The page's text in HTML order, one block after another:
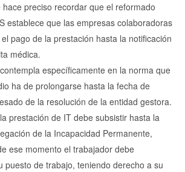
hace preciso recordar que el reformado
establece que las empresas colaboradoras
pago de la prestación hasta la notificación
médica.
específicamente en la norma que
ha de prolongarse hasta la fecha de
de la resolución de la entidad gestora.
prestación de IT debe subsistir hasta la
de la Incapacidad Permanente,
ese momento el trabajador debe
puesto de trabajo, teniendo derecho a su